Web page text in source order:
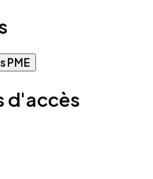
PME
d'accès